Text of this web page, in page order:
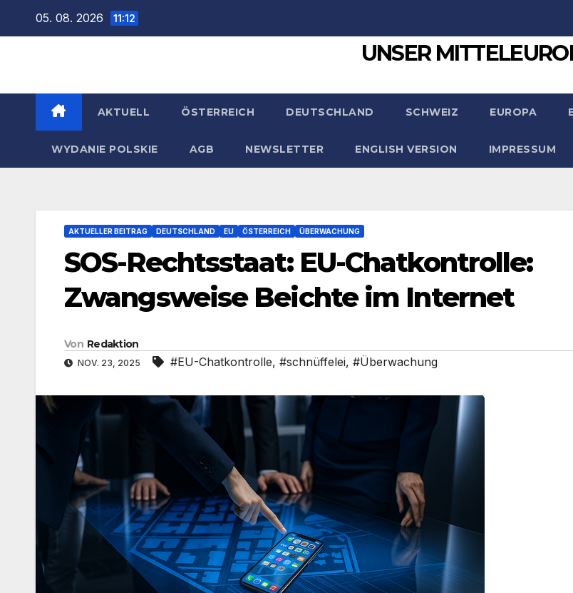
05. 08. 2026 11:12
UNSER
AKTUELL ÖSTERREICH DEUTSCHLAND SCHWEIZ EUROPA
WYDANIE POLSKIE AGB NEWSLETTER ENGLISH VERSION IMPRESSUM
AKTUELLER BEITRAG DEUTSCHLAND EU ÖSTERREICH ÜBERWACHUNG
SOS-Rechtsstaat: EU-Chatkontrolle:
Zwangsweise Beichte im Internet
Von Redaktion
NOV. 23, 2025 #EU-Chatkontrolle, #schnüffelei, #Überwachung